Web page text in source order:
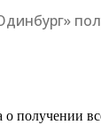
получении